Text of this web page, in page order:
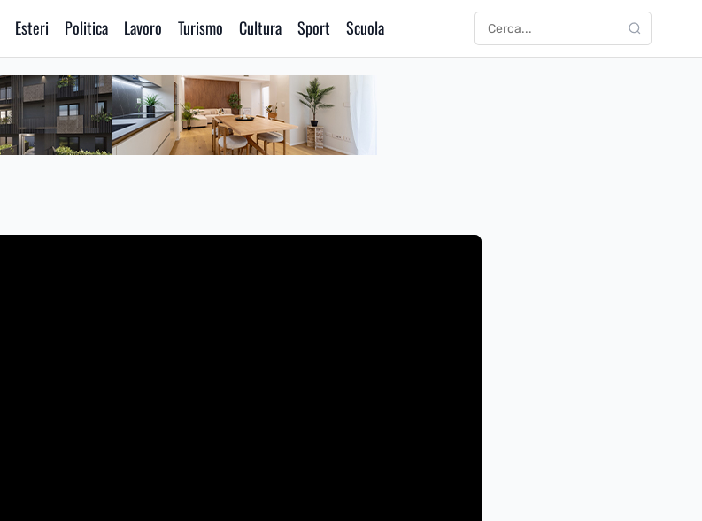
Esteri Politica Lavoro Turismo Cultura Sport Scuola Cerca: CERCA